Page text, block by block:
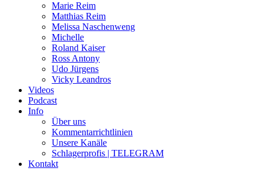
Marie Reim
Matthias Reim
Melissa Naschenweng
Michelle
Roland Kaiser
Ross Antony
Udo Jürgens
Vicky Leandros
Videos
Podcast
Info
Über uns
Kommentarrichtlinien
Unsere Kanäle
Schlagerprofis | TELEGRAM
Kontakt